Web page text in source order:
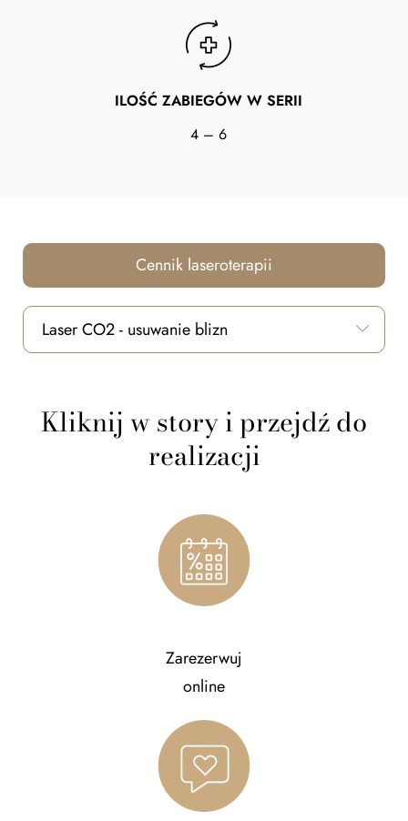
ILOŚĆ ZABIEGÓW W SERII
4 – 6
Cennik laseroterapii
Laser CO2 - usuwanie blizn
Kliknij w story i przejdź do
realizacji
Zarezerwuj
online